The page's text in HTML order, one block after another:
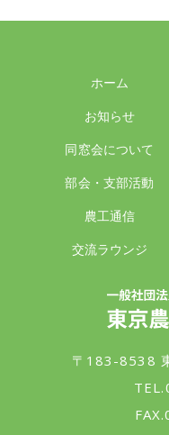
ホーム
お知らせ
同窓会について
部会・支部活動
農工通信
交流ラウンジ
〒183-8538